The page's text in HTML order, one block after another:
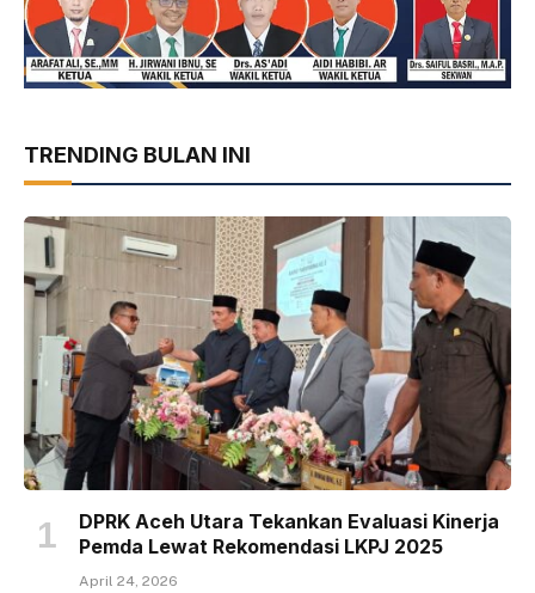
TRENDING BULAN INI
DPRK Aceh Utara Tekankan Evaluasi Kinerja
Pemda Lewat Rekomendasi LKPJ 2025
April 24, 2026